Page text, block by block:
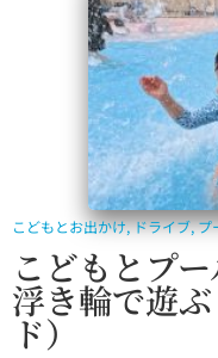
こどもとお出かけ,ドライブ,プ
こどもとプ
浮き輪で遊
ド）